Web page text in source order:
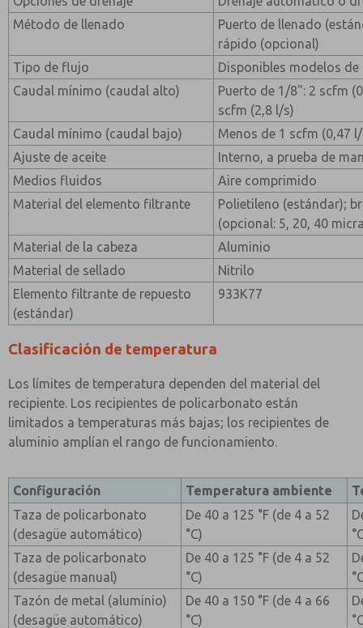
Método de llenado
Puerto de llenado
rápido (opcional)
Tipo de flujo
Disponibles modelos
Caudal mínimo (caudal alto)
Puerto de 1/8": 2 scfm
scfm (2,8 l/s)
Caudal mínimo (caudal bajo)
Menos de 1 scfm (0,47
Ajuste de aceite
Interno, a prueba de
Medios fluidos
Aire comprimido
Material del elemento filtrante
Polietileno (estándar);
(opcional: 5, 20, 40
Material de la cabeza
Aluminio
Material de sellado
Nitrilo
Elemento filtrante de repuesto
(estándar)
933K77
Clasificación de temperatura
Los límites de temperatura dependen del material del
recipiente. Los recipientes de policarbonato están
limitados a temperaturas más bajas; los recipientes de
aluminio amplían el rango de funcionamiento.
Configuración Temperatura ambiente
Taza de policarbonato
(desagüe automático)
De 40 a 125 °F (de 4 a 52
°C)
Taza de policarbonato
(desagüe manual)
De 40 a 125 °F (de 4 a 52
°C)
Tazón de metal (aluminio)
(desagüe automático)
De 40 a 150 °F (de 4 a 66
°C)